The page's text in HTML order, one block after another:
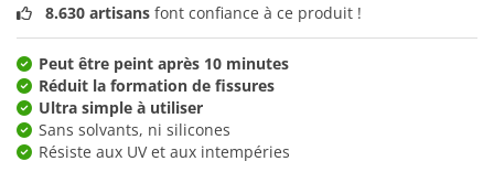
8.630 artisans font confiance à ce produit !
Peut être peint après 10 minutes
Réduit la formation de fissures
Ultra simple à utiliser
Sans solvants, ni silicones
Résiste aux UV et aux intempéries